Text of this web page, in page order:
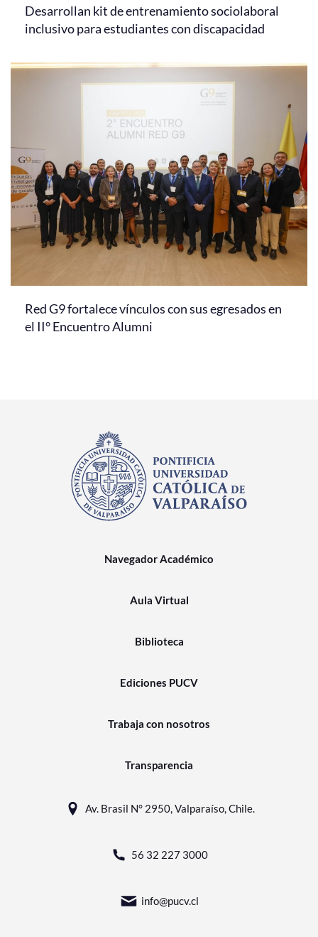
Desarrollan kit de entrenamiento sociolaboral
inclusivo para estudiantes con discapacidad
Red G9 fortalece vínculos con sus egresados en
el II° Encuentro Alumni
Navegador Académico
Aula Virtual
Biblioteca
Ediciones PUCV
Trabaja con nosotros
Transparencia
Av. Brasil N° 2950, Valparaíso, Chile.
56 32 227 3000
info@pucv.cl